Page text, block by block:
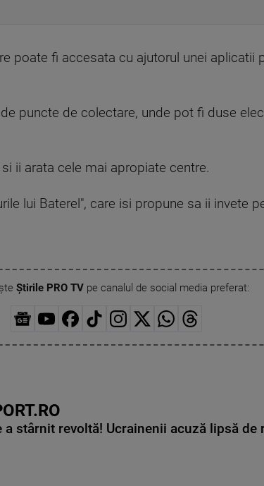
poate fi accesata cu ajutorul unei aplicatii
puncte de colectare, unde pot fi duse
ii arata cele mai apropiate centre.
lui Baterel", care isi propune sa ii invete
Știrile PRO TVpe canalul de social media preferat:
a stârnit revoltă! Ucrainenii acuză lipsă de